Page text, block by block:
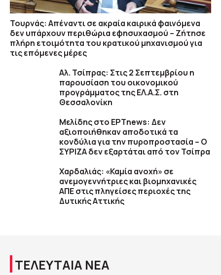
Τουρνάς: Απέναντι σε ακραία καιρικά φαινόμενα
δεν υπάρχουν περιθώρια εφησυχασμού – Ζήτησε
πλήρη ετοιμότητα του κρατικού μηχανισμού για
τις επόμενες μέρες
Αλ. Τσίπρας: Στις 2 Σεπτεμβρίου η
παρουσίαση του οικονομικού
προγράμματος της ΕΛ.Α.Σ. στη
Θεσσαλονίκη
Μελίδης στο ΕΡΤnews: Δεν
αξιοποιήθηκαν αποδοτικά τα
κονδύλια για την πυροπροστασία – Ο
ΣΥΡΙΖΑ δεν εξαρτάται από τον Τσίπρα
Χαρδαλιάς: «Καμία ανοχή» σε
ανεμογεννήτριες και βιομηχανικές
ΑΠΕ στις πληγείσες περιοχές της
Δυτικής Αττικής
ΤΕΛΕΥΤΑΙΑ ΝΕΑ